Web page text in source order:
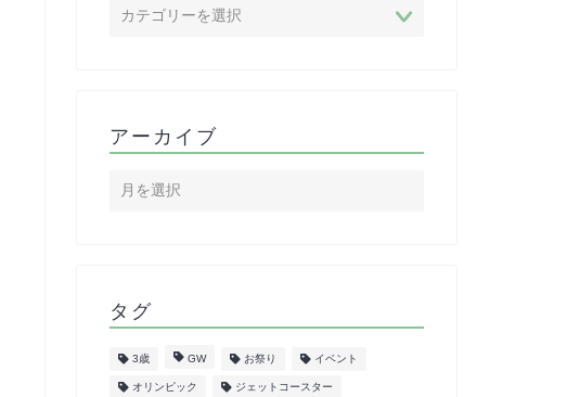
アーカイブ
タグ
3歳 GW お祭り イベント
オリンピック ジェットコースター